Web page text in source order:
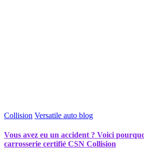
Collision Versatile auto blog
Vous avez eu un accident ? Voici
carrosserie certifié CSN Collision